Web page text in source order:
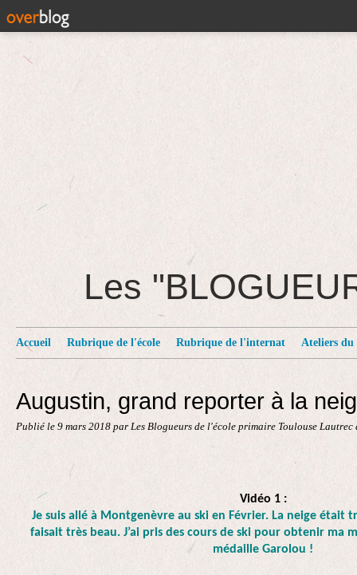
Les
Accueil Rubrique de l'école Rubrique de l'internat Ateliers du
Augustin, grand reporter à la
Publié le 9 mars 2018 par Les Blogueurs de l'école primaire Toulouse Lautrec
Vidéo 1 :
Je suis allé à Montgenèvre au ski en Février. La neige était
faisait très beau. J’ai pris des cours de ski pour obtenir ma
médaille Garolou !